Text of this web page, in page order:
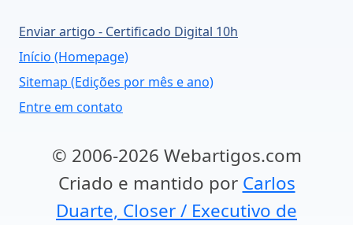
Enviar artigo - Certificado Digital 10h
Início (Homepage)
Sitemap (Edições por mês e ano)
Entre em contato
© 2006-2026 Webartigos.com
Criado e mantido por Carlos
Duarte, Closer / Executivo de